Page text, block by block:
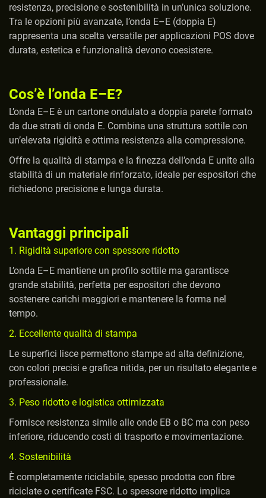
resistenza, precisione e sostenibilità in un’unica soluzione.
Tra le opzioni più avanzate, l’onda E–E (doppia E)
rappresenta una scelta versatile per applicazioni POS dove
durata, estetica e funzionalità devono coesistere.
Cos’è l’onda E–E?
L’onda E–E è un cartone ondulato a doppia parete formato
da due strati di onda E. Combina una struttura sottile con
un’elevata rigidità e ottima resistenza alla compressione.
Offre la qualità di stampa e la finezza dell’onda E unite alla
stabilità di un materiale rinforzato, ideale per espositori che
richiedono precisione e lunga durata.
Vantaggi principali
1. Rigidità superiore con spessore ridotto
L’onda E–E mantiene un profilo sottile ma garantisce
grande stabilità, perfetta per espositori che devono
sostenere carichi maggiori e mantenere la forma nel
tempo.
2. Eccellente qualità di stampa
Le superfici lisce permettono stampe ad alta definizione,
con colori precisi e grafica nitida, per un risultato elegante e
professionale.
3. Peso ridotto e logistica ottimizzata
Fornisce resistenza simile alle onde EB o BC ma con peso
inferiore, riducendo costi di trasporto e movimentazione.
4. Sostenibilità
È completamente riciclabile, spesso prodotta con fibre
riciclate o certificate FSC. Lo spessore ridotto implica